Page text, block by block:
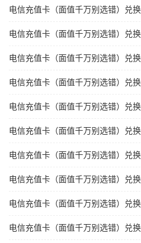
电信充值卡（面值千万别选错）兑
电信充值卡（面值千万别选错）兑
电信充值卡（面值千万别选错）兑
电信充值卡（面值千万别选错）兑
电信充值卡（面值千万别选错）兑
电信充值卡（面值千万别选错）兑
电信充值卡（面值千万别选错）兑
电信充值卡（面值千万别选错）兑
电信充值卡（面值千万别选错）兑
电信充值卡（面值千万别选错）兑